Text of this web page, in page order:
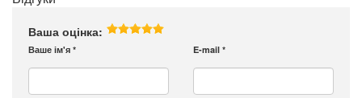
Ваша оцінка:
Ваше ім'я * E-mail *